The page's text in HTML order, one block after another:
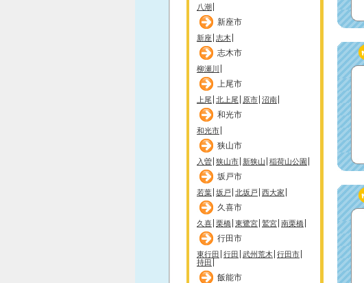
八潮
新座市
新座 志木
志木市
柳瀬川
上尾市
上尾 北上尾 原市 沼南
和光市
和光市
狭山市
入曽 狭山市 新狭山 稲荷山公園
坂戸市
若葉 坂戸 北坂戸 西大家
久喜市
久喜 栗橋 東鷺宮 鷲宮 南栗橋
行田市
東行田 行田 武州荒木 行田市
持田
飯能市